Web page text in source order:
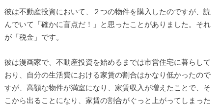
彼は不動産投資において、２つの物件を購入したのですが、読
んでいて「確かに盲点だ！」と思ったことがありました。それ
が「税金」です。
彼は漫画家で、不動産投資を始めるまでは市営住宅に暮らして
おり、自分の生活費における家賃の割合はかなり低かったので
すが、高額な物件が満室になり、家賃収入が増えたことで、そ
こから出ることになり、家賃の割合がぐっと上がってしまった